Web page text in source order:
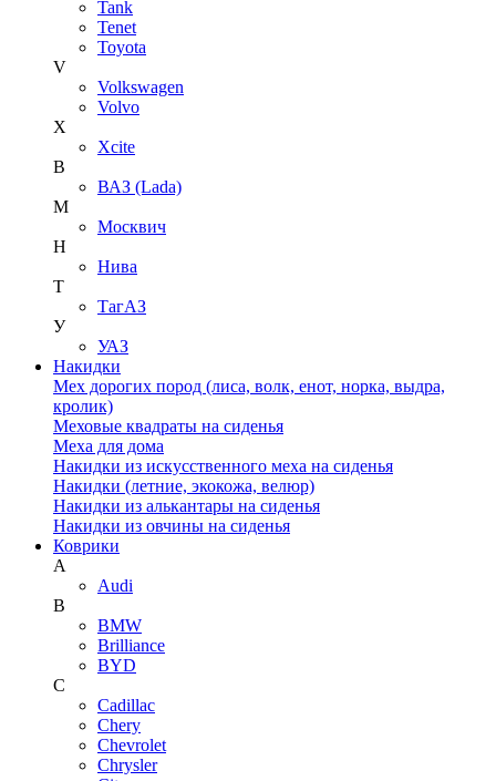
Tank
Tenet
Toyota
V
Volkswagen
Volvo
X
Xcite
В
ВАЗ (Lada)
М
Москвич
Н
Нива
Т
ТагАЗ
У
УАЗ
Накидки
Мех дорогих пород (лиса, волк, енот, норка, выдра,
кролик)
Меховые квадраты на сиденья
Меха для дома
Накидки из искусственного меха на сиденья
Накидки (летние, экокожа, велюр)
Накидки из алькантары на сиденья
Накидки из овчины на сиденья
Коврики
A
Audi
B
BMW
Brilliance
BYD
C
Cadillac
Chery
Chevrolet
Chrysler